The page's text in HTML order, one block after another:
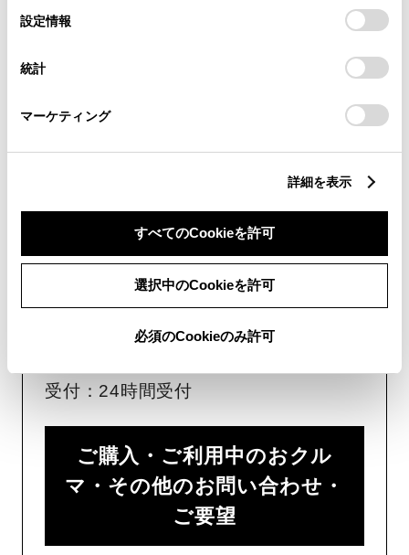
デバイスにすべてのCookie(クッキー)が保存されることに同
意したことになります。Cookie(クッキー)のオプトアウト、
設定の変更、同意を撤回したりするにあたっては、当社の
「Cookie（クッキー）情報の取り扱いについて
」をご覧くだ
設定情報
統計
マーケティング
詳細を表示
すべてのCookieを許可
選択中のCookieを許可
必須のCookieのみ許可
受付：10:00～18:00
チャットでのお問い合わせはお待たせ
受付：24時間受付
ご購入・ご利用中のおクル
マ・その他のお問い合わせ・
ご要望​